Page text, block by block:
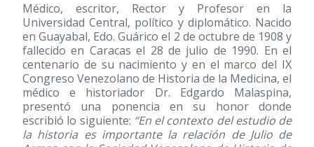
Médico, escritor, Rector y Profesor en la
Universidad Central, político y diplomático. Nacido
en Guayabal, Edo. Guárico el 2 de octubre de 1908 y
fallecido en Caracas el 28 de julio de 1990. En el
centenario de su nacimiento y en el marco del IX
Congreso Venezolano de Historia de la Medicina, el
médico e historiador Dr. Edgardo Malaspina,
presentó una ponencia en su honor donde
escribió lo siguiente: “En el contexto del estudio de
la historia es importante la relación de Julio de